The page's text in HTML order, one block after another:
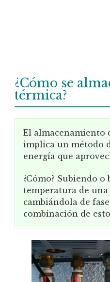
¿Cómo se
térmica?
El almacenamiento
implica un método
energía que
¿Cómo? Subiendo o
temperatura de una
cambiándola de
combinación de